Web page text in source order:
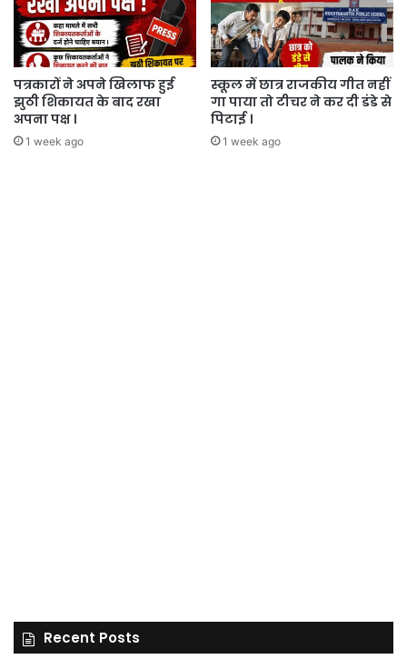
पत्रकारों ने अपने खिलाफ हुई
झुठी शिकायत के बाद रखा
अपना पक्ष ।
1 week ago
स्कूल में छात्र राजकीय गीत नहीं
गा पाया तो टीचर ने कर दी डंडे से
पिटाई ।
1 week ago
Recent Posts